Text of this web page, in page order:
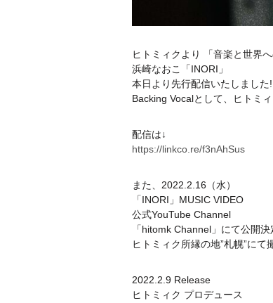
ヒトミィクより 「音楽と世界
浜崎なおこ「INORI」
本日より先行配信いたしました
Backing Vocalとして、ヒトミ
配信は↓
https://linkco.re/f3nAhSus
また、2022.2.16（水）
「INORI」MUSIC VIDEO
公式YouTube Channel
「hitomk Channel」にて公開
ヒトミィク所縁の地”札幌”に
2022.2.9 Release
ヒトミィク プロデュース